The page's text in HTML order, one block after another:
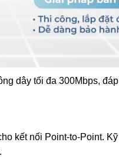
dây tối đa 300Mbps,
kết nối Point-to-Point.